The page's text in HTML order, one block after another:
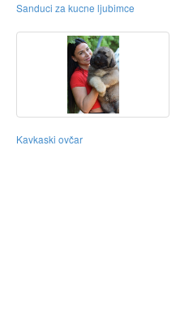
Sanduci za kucne ljubimce
Kavkaski ovčar